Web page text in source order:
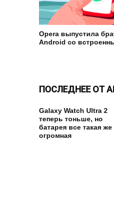
Opera выпустила
Android со
ПОСЛЕДНЕЕ ОТ
Galaxy Watch Ultra 2
теперь тоньше, но
батарея все такая же
огромная